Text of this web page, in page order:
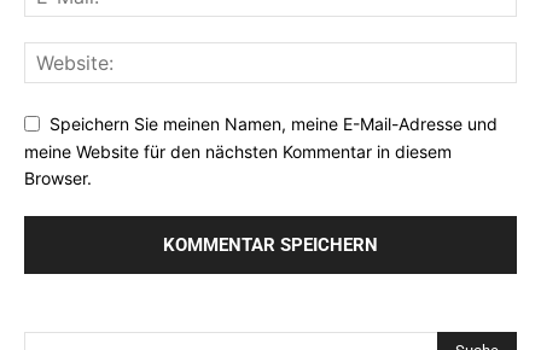
Speichern Sie meinen Namen, meine E-Mail-Adresse und
meine Website für den nächsten Kommentar in diesem
Browser.